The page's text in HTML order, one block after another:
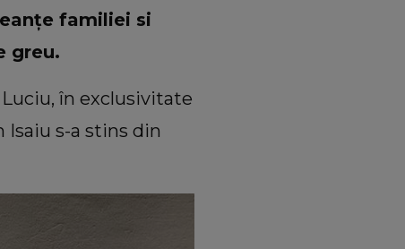
familiei si
greu.
în exclusivitate
Isaiu s-a stins din